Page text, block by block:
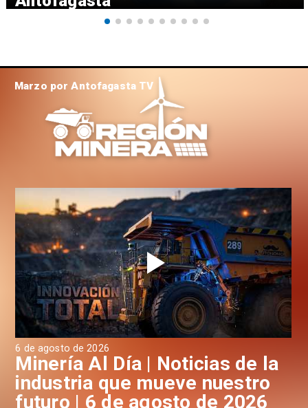
6 de agosto de 2026
Minería Al Día | Noticias de la
industria que mueve nuestro
futuro | 6 de agosto de 2026
Marzo por Antofagasta TV